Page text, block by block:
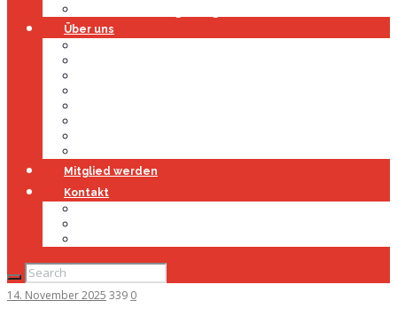
Über uns
Mitglied werden
Kontakt
14. November 2025 339 0